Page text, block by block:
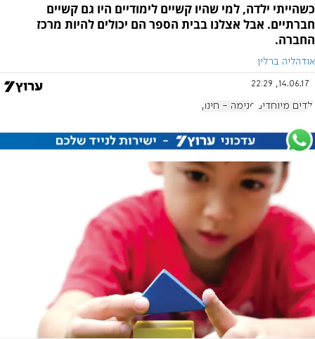
כשהייתי ילדה, למי שהיו קשיים לימודיים היו גם קשיים
חברתיים. אבל אצלנו בבית הספר הם יכולים להיות מרכז
החברה.
אודהליה ברלין
14.06.17, 22:29
ילדים מיוחדים פנימה - חינוך